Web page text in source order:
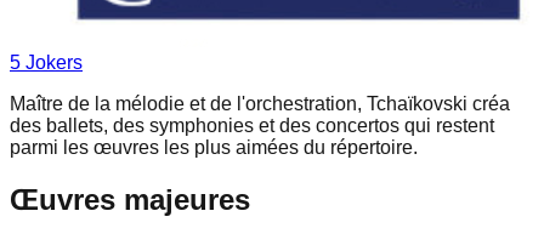
5 Jokers
Maître de la mélodie et de l'orchestration, Tchaïkovski créa
des ballets, des symphonies et des concertos qui restent
parmi les œuvres les plus aimées du répertoire.
Œuvres majeures